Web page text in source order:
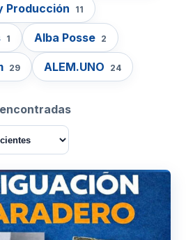
Producción 11
1 Alba Posse 2
29 ALEM.UNO 24